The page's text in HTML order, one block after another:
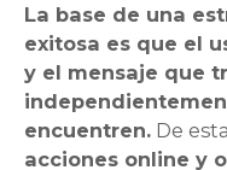
La base de una
exitosa es que el
y el mensaje que
encuentren. De
acciones online y